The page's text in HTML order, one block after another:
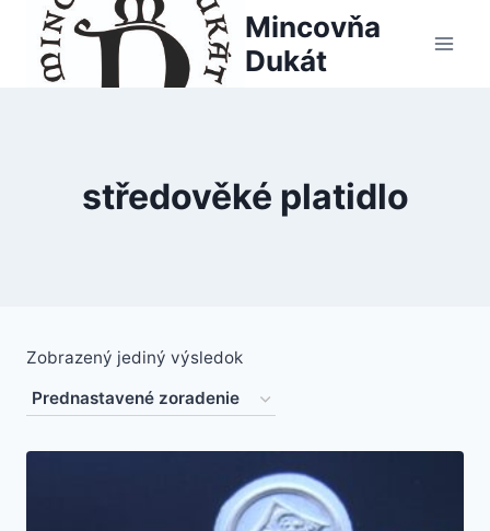
content
Mincovňa
Dukát
středověké platidlo
Zobrazený jediný výsledok